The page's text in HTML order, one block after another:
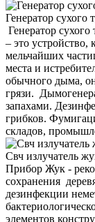
Генератор сухого
Генератор
– это устройство,
мельчайших
места и
обычного дыма, он
грязи.
запахами.
грибков.
складов,
Свч излучатель
Прибор Жук -
сохранения
дезинфекции
элементов